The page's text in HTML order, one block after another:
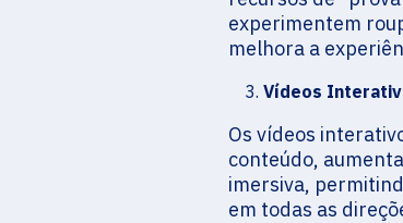
experimentem
melhora a
Vídeos
Os vídeos
conteúdo,
imersiva,
em todas as